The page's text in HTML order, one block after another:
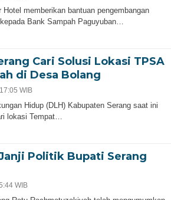
memberikan bantuan pengembangan
Bank Sampah Paguyuban…
Cari Solusi Lokasi TPSA
di Desa Bolang
WIB
Hidup (DLH) Kabupaten Serang saat ini
lokasi Tempat…
Politik Bupati Serang
WIB